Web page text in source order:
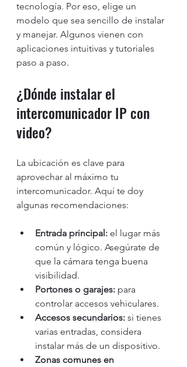
tecnología. Por eso, elige un
modelo que sea sencillo de instalar
y manejar. Algunos vienen con
aplicaciones intuitivas y tutoriales
paso a paso.
¿Dónde instalar el
intercomunicador IP con
video?
La ubicación es clave para
aprovechar al máximo tu
intercomunicador. Aquí te doy
algunas recomendaciones:
Entrada principal: el lugar más
común y lógico. Asegúrate de
que la cámara tenga buena
visibilidad.
Portones o garajes: para
controlar accesos vehiculares.
Accesos secundarios: si tienes
varias entradas, considera
instalar más de un dispositivo.
Zonas comunes en